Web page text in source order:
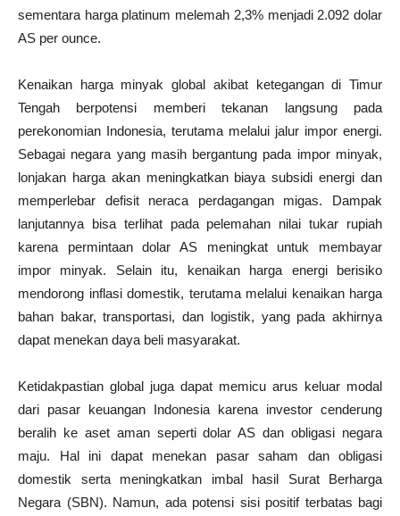
sementara harga platinum melemah 2,3% menjadi 2.092 dolar
AS per ounce.
Kenaikan harga minyak global akibat ketegangan di Timur
Tengah berpotensi memberi tekanan langsung pada
perekonomian Indonesia, terutama melalui jalur impor energi.
Sebagai negara yang masih bergantung pada impor minyak,
lonjakan harga akan meningkatkan biaya subsidi energi dan
memperlebar defisit neraca perdagangan migas. Dampak
lanjutannya bisa terlihat pada pelemahan nilai tukar rupiah
karena permintaan dolar AS meningkat untuk membayar
impor minyak. Selain itu, kenaikan harga energi berisiko
mendorong inflasi domestik, terutama melalui kenaikan harga
bahan bakar, transportasi, dan logistik, yang pada akhirnya
dapat menekan daya beli masyarakat.
Ketidakpastian global juga dapat memicu arus keluar modal
dari pasar keuangan Indonesia karena investor cenderung
beralih ke aset aman seperti dolar AS dan obligasi negara
maju. Hal ini dapat menekan pasar saham dan obligasi
domestik serta meningkatkan imbal hasil Surat Berharga
Negara (SBN). Namun, ada potensi sisi positif terbatas bagi